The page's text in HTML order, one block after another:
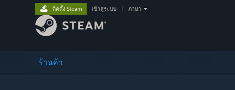
ร้านค้า
ติดตั้ง Steam เข้าสู่ระบบ ภาษา